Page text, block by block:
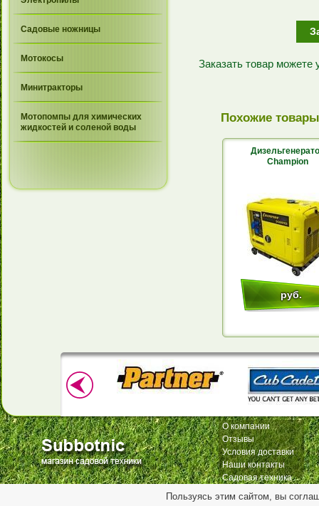
Садовые ножницы
Мотокосы
Минитракторы
Мотопомпы для химических
жидкостей и соленой воды
Заказать товар
Похожие товары
Champion
руб.
О компании
Отзывы
Условия доставки
Наши контакты
Садовая техника
Пользуясь этим сайтом, вы